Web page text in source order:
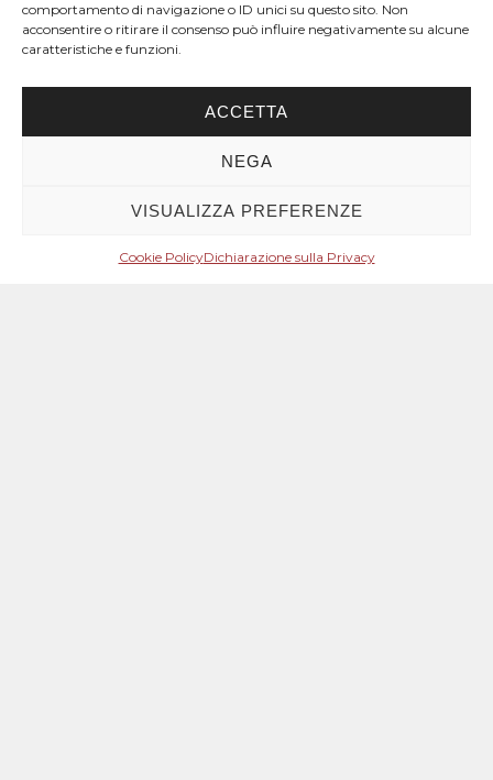
comportamento di navigazione o ID unici su questo sito. Non
acconsentire o ritirare il consenso può influire negativamente su alcune
caratteristiche e funzioni.
ACCETTA
NEGA
VISUALIZZA PREFERENZE
Cookie PolicyDichiarazione sulla Privacy